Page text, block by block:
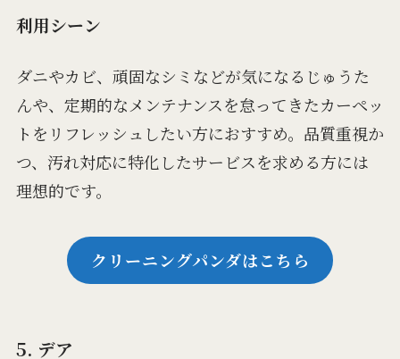
利用シーン
ダニやカビ、頑固なシミなどが気になるじゅうた
んや、定期的なメンテナンスを怠ってきたカーペッ
トをリフレッシュしたい方におすすめ。品質重視か
つ、汚れ対応に特化したサービスを求める方には
理想的です。
クリーニングパンダはこちら
5. デア